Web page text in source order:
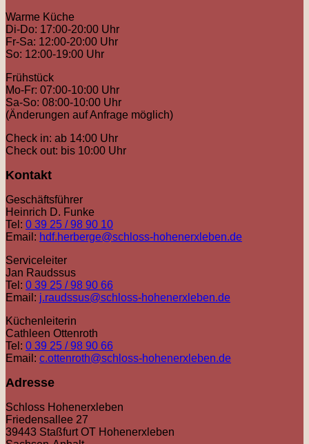
Warme Küche
Di-Do: 17:00-20:00 Uhr
Fr-Sa: 12:00-20:00 Uhr
So: 12:00-19:00 Uhr
Frühstück
Mo-Fr: 07:00-10:00 Uhr
Sa-So: 08:00-10:00 Uhr
(Änderungen auf Anfrage möglich)
Check in: ab 14:00 Uhr
Check out: bis 10:00 Uhr
Kontakt
Geschäftsführer
Heinrich D. Funke
Tel: 0 39 25 / 98 90 10
Email: hdf.herberge@schloss-hohenerxleben.de
Serviceleiter
Jan Raudssus
Tel: 0 39 25 / 98 90 66
Email: j.raudssus@schloss-hohenerxleben.de
Küchenleiterin
Cathleen Ottenroth
Tel: 0 39 25 / 98 90 66
Email: c.ottenroth@schloss-hohenerxleben.de
Adresse
Schloss Hohenerxleben
Friedensallee 27
39443 Staßfurt OT Hohenerxleben